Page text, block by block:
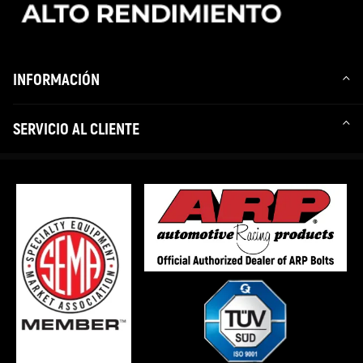
y cumplir con la normativa local aplicable sobre modificaciones de
vehículos.
INFORMACIÓN
SERVICIO AL CLIENTE